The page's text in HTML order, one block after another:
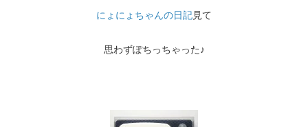
にょにょちゃんの日記見て
思わずぽちっちゃった♪